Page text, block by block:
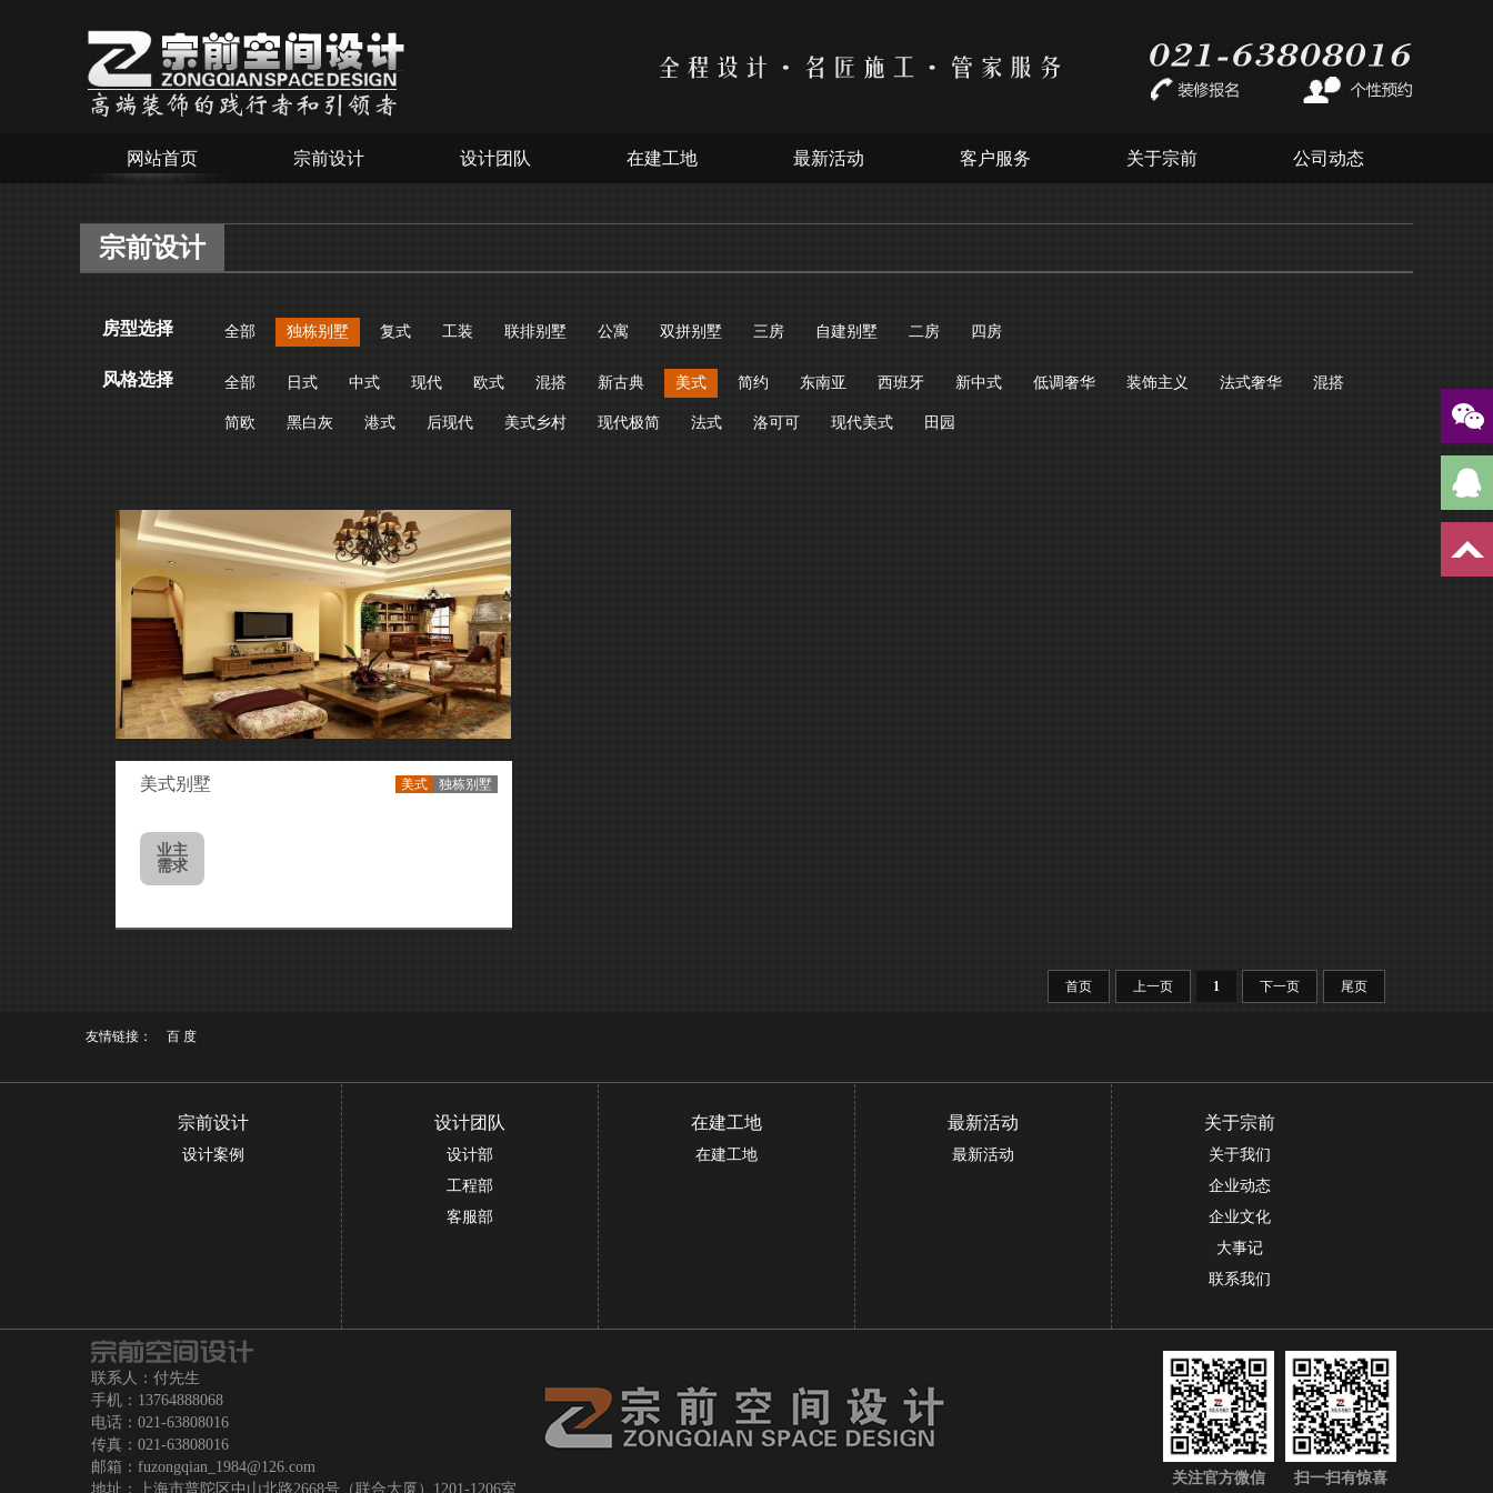
网站首页 宗前设计 设计团队 在建工地 最新活动 客户服务 关于宗前 公司动态
宗前设计
房型选择 全部 独栋别墅 复式 工装 联排别墅 公寓 双拼别墅 三房 自建别墅 二房 四房
风格选择 全部 日式 中式 现代 欧式 混搭 新古典 美式 简约 东南亚 西班牙 新中式 低调奢华 装饰主义 法式奢华 混搭
简欧 黑白灰 港式 后现代 美式乡村 现代极简 法式 洛可可 现代美式 田园
美式别墅 独栋别墅
美式
业主
需求
首页 上一页 1 下一页 尾页
友情链接： 百 度
宗前设计
设计案例
设计团队
设计部
工程部
客服部
在建工地
在建工地
最新活动
最新活动
关于宗前
关于我们
企业动态
企业文化
大事记
联系我们
联系人：付先生
手机：13764888068
电话：021-63808016
传真：021-63808016
邮箱：fuzongqian_1984@126.com
地址：上海市普陀区中山北路2668号（联合大厦）1201-1206室
关注官方微信 扫一扫有惊喜